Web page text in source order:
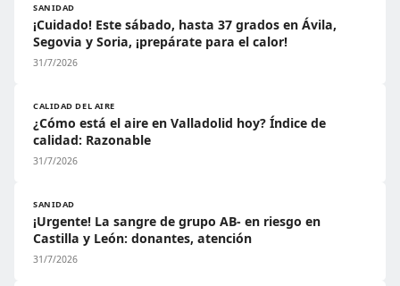
SANIDAD
¡Cuidado! Este sábado, hasta 37 grados en Ávila,
Segovia y Soria, ¡prepárate para el calor!
31/7/2026
CALIDAD DEL AIRE
¿Cómo está el aire en Valladolid hoy? Índice de
calidad: Razonable
31/7/2026
SANIDAD
¡Urgente! La sangre de grupo AB- en riesgo en
Castilla y León: donantes, atención
31/7/2026